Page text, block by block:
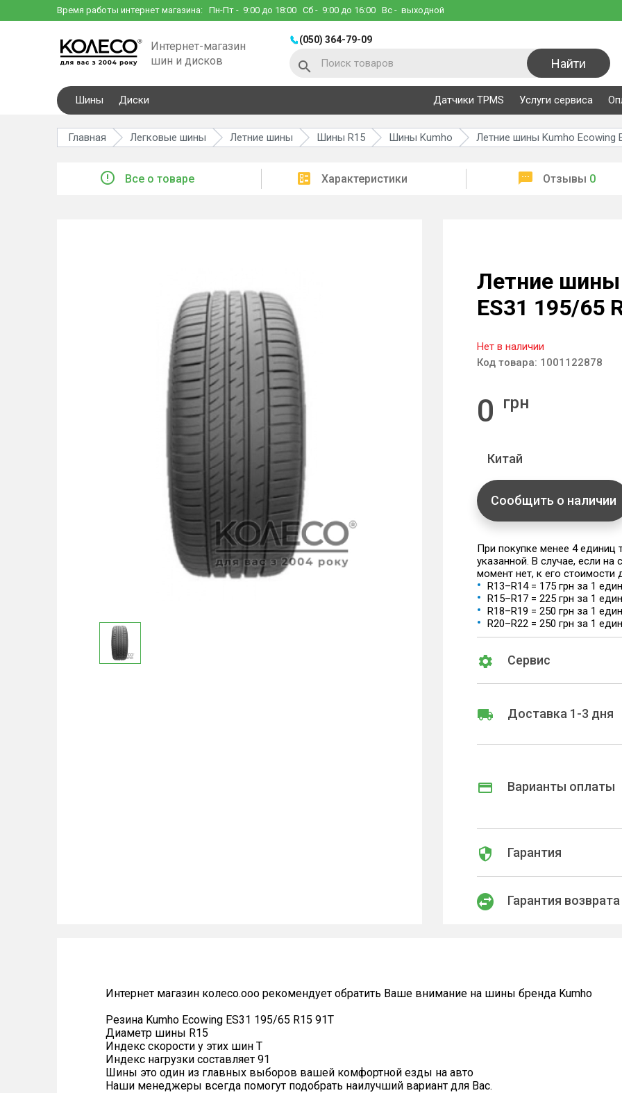
Время работы интернет магазина: Пн-Пт - 9:00 до 18:00 Сб - 9:00 до 16:00 Вс - выходной
Интернет-магазин
шин и дисков
(050) 364-79-09
Найти
Шины Диски Датчики TPMS Услуги сервиса
Главная Легковые шины Летние шины Шины R15 Шины Kumho Летние шины Kumho Ecowing
Все о товаре Характеристики Отзывы 0
Летние шины
ES31 195/65
Нет в наличии
Код товара: 1001122878
0 грн
Китай
Сообщить о наличии
При покупке менее 4
указанной. В случае, если
момент нет, к его стоимости
R13–R14 = 175 грн за 1
R15–R17 = 225 грн за 1
R18–R19 = 250 грн за 1
R20–R22 = 250 грн за 1
Сервис
Доставка 1-3 дня
Варианты оплаты
Гарантия
Гарантия возврата
Интернет магазин колесо.ооо рекомендует обратить Ваше внимание на шины бренда Kumho
Резина Kumho Ecowing ES31 195/65 R15 91T
Диаметр шины R15
Индекс скорости у этих шин T
Индекс нагрузки составляет 91
Шины это один из главных выборов вашей комфортной езды на авто
Наши менеджеры всегда помогут подобрать наилучший вариант для Вас.